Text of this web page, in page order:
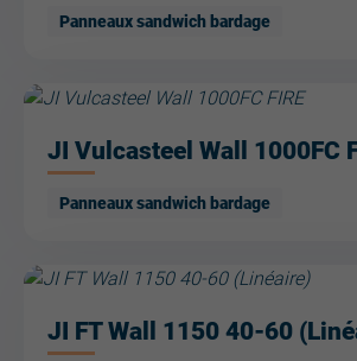
Panneaux sandwich bardage
JI Vulcasteel Wall 1000FC
Panneaux sandwich bardage
JI FT Wall 1150 40-60